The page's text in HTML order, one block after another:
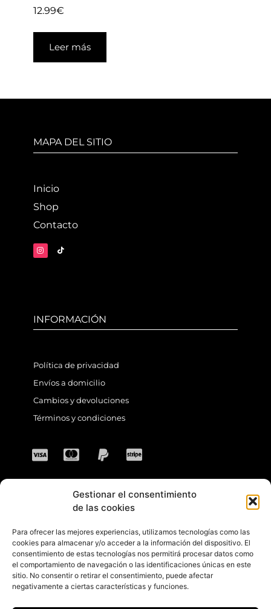
Gestionar el consentimiento
de las cookies
Para ofrecer las mejores experiencias, utilizamos tecnologías como las
cookies para almacenar y/o acceder a la información del dispositivo. El
consentimiento de estas tecnologías nos permitirá procesar datos como
el comportamiento de navegación o las identificaciones únicas en este
sitio. No consentir o retirar el consentimiento, puede afectar
negativamente a ciertas características y funciones.
12.99€
Leer más
MAPA DEL SITIO
Inicio
Shop
Contacto
INFORMACIÓN
Política de privacidad
Envíos a domicilio
Cambios y devoluciones
Términos y condiciones
CONTACTO
Dirección: C. Sta. María Magdalena, 14,
41701 Dos Hermanas, Sevilla, España
Teléfono +34 694 46 69 91